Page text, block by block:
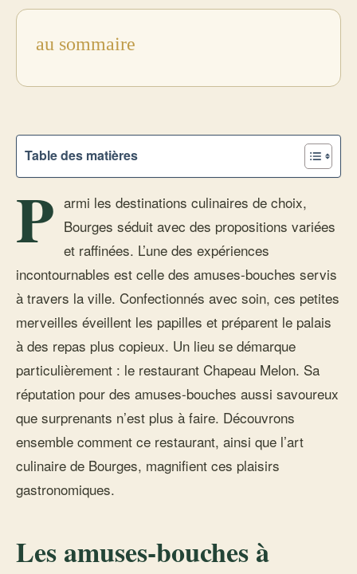
au sommaire
Table des matières
P armi les destinations culinaires de choix,
Bourges séduit avec des propositions variées
et raffinées. L’une des expériences
incontournables est celle des amuses-bouches servis
à travers la ville. Confectionnés avec soin, ces petites
merveilles éveillent les papilles et préparent le palais
à des repas plus copieux. Un lieu se démarque
particulièrement : le restaurant Chapeau Melon. Sa
réputation pour des amuses-bouches aussi savoureux
que surprenants n’est plus à faire. Découvrons
ensemble comment ce restaurant, ainsi que l’art
culinaire de Bourges, magnifient ces plaisirs
gastronomiques.
Les amuses-bouches à